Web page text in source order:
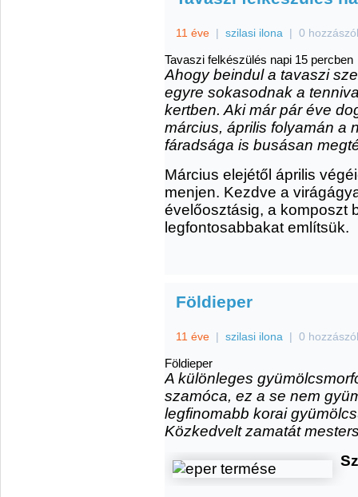
11 éve | szilasi ilona | 0
Tavaszi felkészülés napi 15 percben
Ahogy beindul a tavaszi
egyre sokasodnak a
kertben. Aki már pár éve
március, április folyamán a
fáradsága is busásan
Március elejétől április
menjen. Kezdve a
évelőosztásig, a komposzt
legfontosabbakat említsük.
Földieper
11 éve | szilasi ilona | 0
Földieper
A különleges
szamóca, ez a se nem
legfinomabb korai
Közkedvelt zamatát